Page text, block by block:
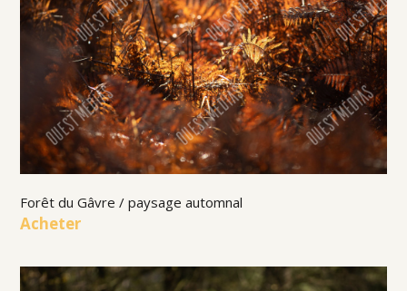
Forêt du Gâvre / paysage automnal
Acheter